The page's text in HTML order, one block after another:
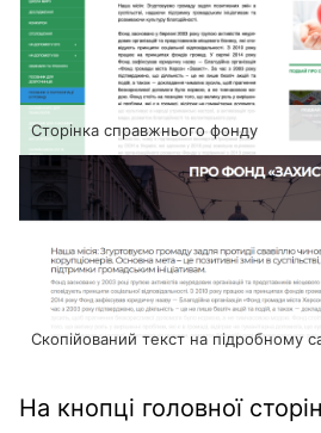
Сторінка справжнього фонду
Скопійований текст на підробному
На кнопці головної